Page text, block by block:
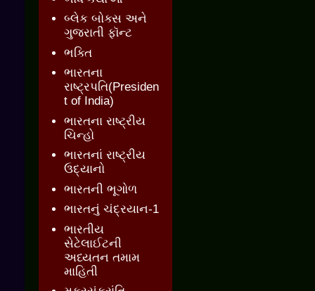
બ્લેક બોક્સ અને
ગુજરાતી ફૉન્ટ
ભક્તિ
ભારતના
રાષ્ટ્રપતિ(Presiden
t of India)
ભારતના રાષ્ટ્રીય
ચિન્હો
ભારતનાં રાષ્ટ્રીય
ઉદ્યાનો
ભારતની ભૂગોળ
ભારતનું ચંદ્રયાન-1
ભારતીય
સેટેલાઈટની
અધ્યતન તમામ
માહિતી